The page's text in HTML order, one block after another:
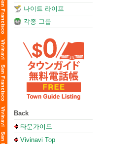
나이트 라이프
각종 그룹
Back
타운가이드
Vivinavi Top